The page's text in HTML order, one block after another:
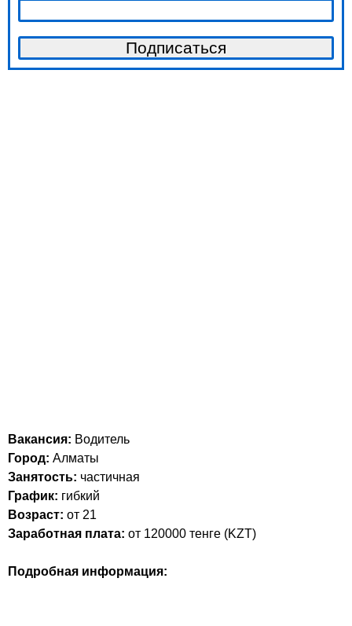
Вакансия: Водитель
Город: Алматы
Занятость: частичная
График: гибкий
Возраст: от 21
Заработная плата: от 120000 тенге (KZT)
Подробная информация: